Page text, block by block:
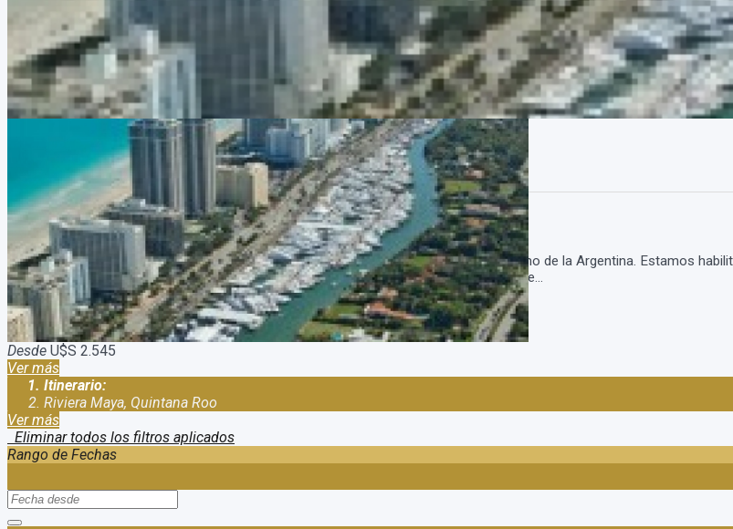
Viaje a Riviera Maya y Miami en Semana Santa
Duración:
10Días9Noches
Viaje a Riviera Maya y Miami en Semana Santa Somos una agencia de viajes y turismo de la Argentina. Estamos
También somos parte del grupo GEA, (agrupación de alrededor de 200 agencias inde...
Desde U$S 2.545
Ver más
Itinerario:
Riviera Maya, Quintana Roo
Ver más
Eliminar todos los filtros aplicados
Rango de Fechas